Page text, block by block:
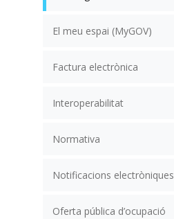
El meu espai (MyGOV)
Factura electrònica
Interoperabilitat
Normativa
Notificacions electròniques
Oferta pública d’ocupació